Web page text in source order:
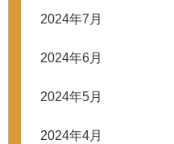
2024年7月
2024年6月
2024年5月
2024年4月